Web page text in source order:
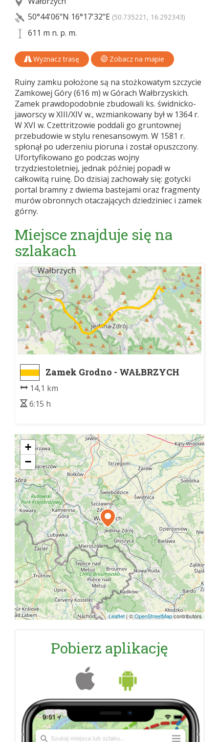
50°44'06"N 16°17'32"E (50.735221, 16.292343)
611 m n. p. m.
Wyznacz trasę Zobacz na mapie
Ruiny zamku położone są na stożkowatym szczycie
Zamkowej Góry (616 m) w Górach Wałbrzyskich.
Zamek prawdopodobnie zbudowali ks. świdnicko-
jaworscy w XIII/XIV w., wzmiankowany był w 1364 r.
W XVI w. Czettritzowie poddali go gruntownej
przebudowie w stylu renesansowym. W 1581 r.
spłonął po uderzeniu pioruna i został opuszczony.
Ufortyfikowano go podczas wojny
trzydziestoletniej, jednak później popadł w
całkowitą ruinę. Do dzisiaj zachowały się: gotycki
portal bramny z dwiema bastejami oraz fragmenty
murów obronnych otaczających dziedziniec i zamek
górny.
Miejsce znajduje się na
szlakach
Zamek Grodno - WAŁBRZYCH
14,1 km
6:15 h
+
−
Leaflet |©OpenStreetMapcontributors
Pobierz aplikację